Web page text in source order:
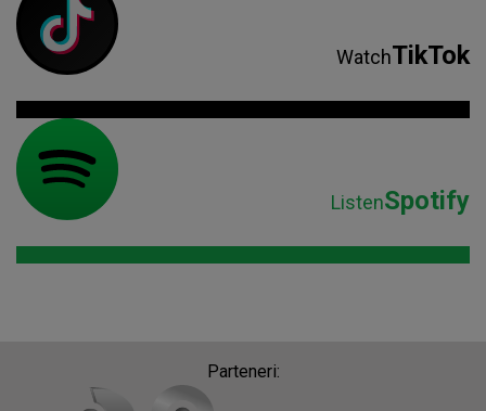
WatchTikTok
ListenSpotify
Parteneri: